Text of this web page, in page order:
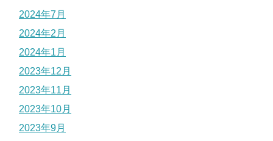
2024年7月
2024年2月
2024年1月
2023年12月
2023年11月
2023年10月
2023年9月